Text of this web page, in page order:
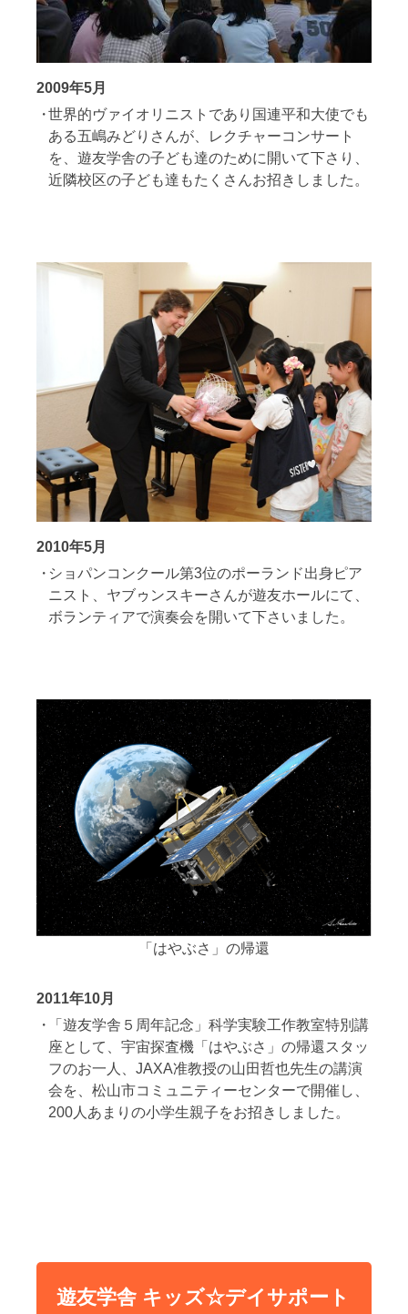
2009年5月
世界的ヴァイオリニストであり国連平和大使でも
ある五嶋みどりさんが、レクチャーコンサート
を、遊友学舎の子ども達のために開いて下さり、
近隣校区の子ども達もたくさんお招きしました。
2010年5月
ショパンコンクール第3位のポーランド出身ピア
ニスト、ヤブゥンスキーさんが遊友ホールにて、
ボランティアで演奏会を開いて下さいました。
「はやぶさ」の帰還
2011年10月
「遊友学舎５周年記念」科学実験工作教室特別講
座として、宇宙探査機「はやぶさ」の帰還スタッ
フのお一人、JAXA准教授の山田哲也先生の講演
会を、松山市コミュニティーセンターで開催し、
200人あまりの小学生親子をお招きしました。
遊友学舎 キッズ☆デイサポート